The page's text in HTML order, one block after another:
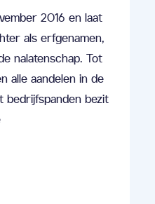
2016 en laat
als erfgenamen,
nalatenschap. Tot
alle aandelen in de
bedrijfspanden bezit